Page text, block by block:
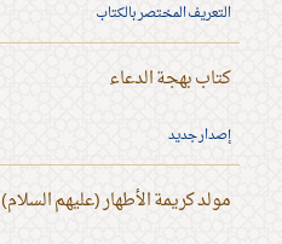
التعريف المختصر بالكتاب
كتاب بهجة الدعاء
إصدار جديد
مولد كريمة الأطهار (عليهم السلام)